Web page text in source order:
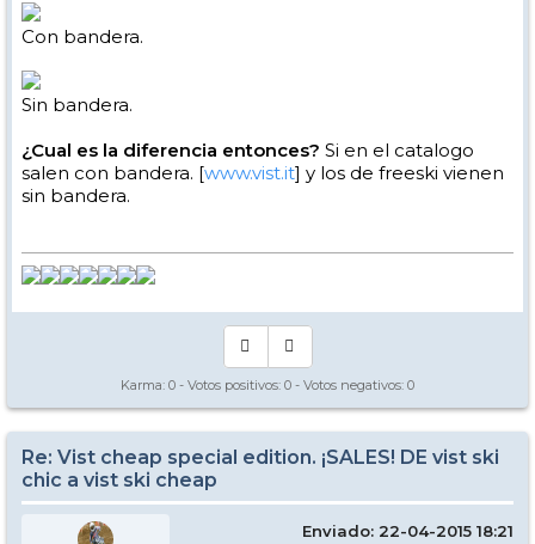
Con bandera.
Sin bandera.
¿Cual es la diferencia entonces? Si en el catalogo
salen con bandera. [www.vist.it] y los de freeski vienen
sin bandera.
Karma: 0 - Votos positivos: 0 - Votos negativos: 0
Re: Vist cheap special edition. ¡SALES! DE vist ski
chic a vist ski cheap
Enviado: 22-04-2015 18:21